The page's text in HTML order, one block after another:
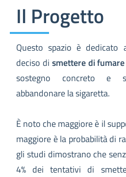
Il Progetto
Questo spazio è dedicato
deciso di smettere di fumare
sostegno concreto e
abbandonare la sigaretta.
È noto che maggiore è il
maggiore è la probabilità di
gli studi dimostrano che
4% dei tentativi di